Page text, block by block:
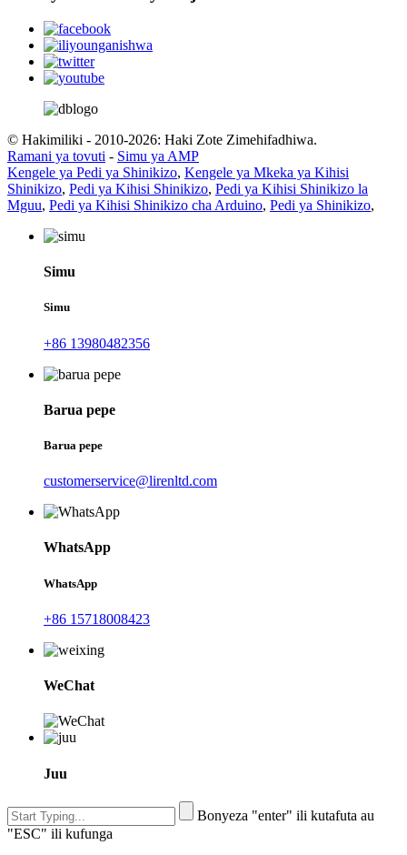
© Hakimiliki - 2010-2026: Haki Zote Zimehifadhiwa.
Ramani ya tovuti - Simu ya AMP
Kengele ya Pedi ya Shinikizo, Kengele ya Mkeka ya Kihisi
Shinikizo, Pedi ya Kihisi Shinikizo, Pedi ya Kihisi Shinikizo la
Mguu, Pedi ya Kihisi Shinikizo cha Arduino, Pedi ya Shinikizo,
Simu
Simu
+86 13980482356
Barua pepe
Barua pepe
customerservice@lirenltd.com
WhatsApp
WhatsApp
+86 15718008423
WeChat
Juu
Bonyeza "enter" ili kutafuta au
"ESC" ili kufunga